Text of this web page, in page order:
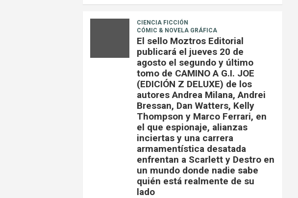
CIENCIA FICCIÓN
CÓMIC & NOVELA GRÁFICA
El sello Moztros Editorial
publicará el jueves 20 de
agosto el segundo y último
tomo de CAMINO A G.I. JOE
(EDICIÓN Z DELUXE) de los
autores Andrea Milana, Andrei
Bressan, Dan Watters, Kelly
Thompson y Marco Ferrari, en
el que espionaje, alianzas
inciertas y una carrera
armamentística desatada
enfrentan a Scarlett y Destro en
un mundo donde nadie sabe
quién está realmente de su
lado